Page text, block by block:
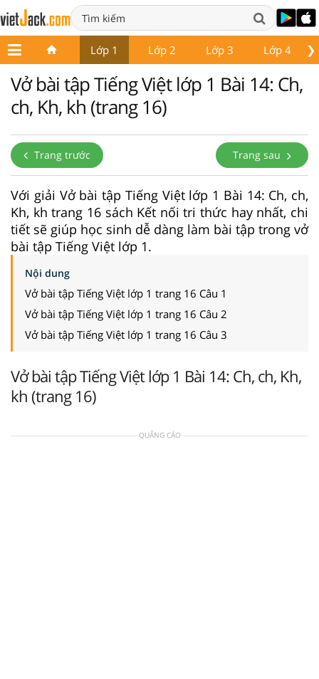
❯
Lớp 1 Lớp 2 Lớp 3 Lớp 4
Vở bài tập Tiếng Việt lớp 1 Bài 14: Ch,
ch, Kh, kh (trang 16)
Trang trước Trang sau
Với giải Vở bài tập Tiếng Việt lớp 1 Bài 14: Ch, ch,
Kh, kh trang 16 sách Kết nối tri thức hay nhất, chi
tiết sẽ giúp học sinh dễ dàng làm bài tập trong vở
bài tập Tiếng Việt lớp 1.
Nội dung
Vở bài tập Tiếng Việt lớp 1 trang 16 Câu 1
Vở bài tập Tiếng Việt lớp 1 trang 16 Câu 2
Vở bài tập Tiếng Việt lớp 1 trang 16 Câu 3
Vở bài tập Tiếng Việt lớp 1 Bài 14: Ch, ch, Kh,
kh (trang 16)
QUẢNG CÁO